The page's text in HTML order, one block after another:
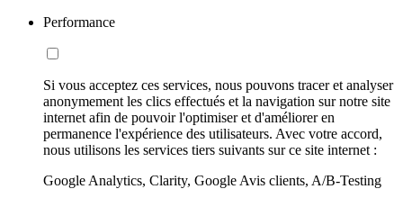
Performance
Si vous acceptez ces services, nous pouvons tracer et analyser
anonymement les clics effectués et la navigation sur notre site
internet afin de pouvoir l'optimiser et d'améliorer en
permanence l'expérience des utilisateurs. Avec votre accord,
nous utilisons les services tiers suivants sur ce site internet :
Google Analytics, Clarity, Google Avis clients, A/B-Testing